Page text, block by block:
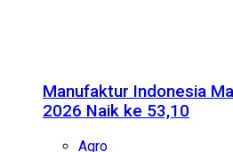
Manufaktur Indonesia
2026 Naik ke 53,10
Agro